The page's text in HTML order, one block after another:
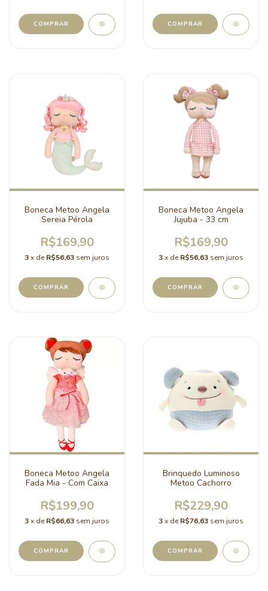
Boneca Metoo Angela
Sereia Pérola
R$169,90
3x de R$56,63 sem juros
Boneca Metoo Angela
Jujuba - 33 cm
R$169,90
3x de R$56,63 sem juros
Boneca Metoo Angela
Fada Mia - Com Caixa
R$199,90
3x de R$66,63 sem juros
Brinquedo Luminoso
Metoo Cachorro
R$229,90
3x de R$76,63 sem juros